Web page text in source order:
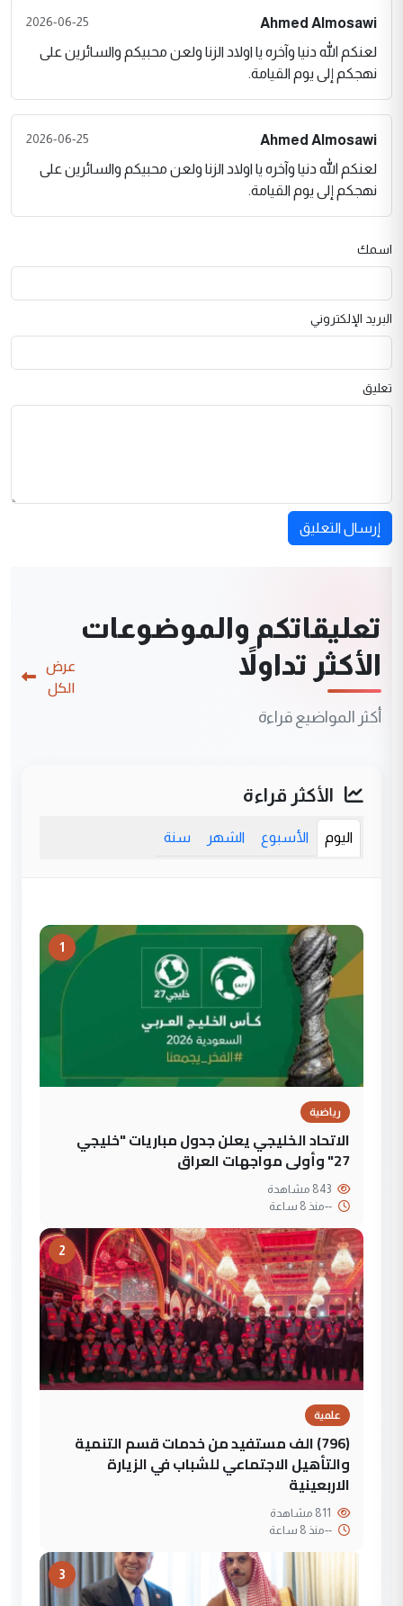
Ahmed Almosawi
2026-06-25
لعنكم الله دنيا وآخره يا اولاد الزنا ولعن محبيكم والسائرين على
نهجكم إلى يوم القيامة.
Ahmed Almosawi
2026-06-25
لعنكم الله دنيا وآخره يا اولاد الزنا ولعن محبيكم والسائرين على
نهجكم إلى يوم القيامة.
اسمك
البريد الإلكتروني
تعليق
إرسال التعليق
تعليقاتكم والموضوعات
الأكثر تداولاً
أكثر المواضيع قراءة
عرض
الكل
الأكثر قراءة
اليوم الأسبوع الشهر سنة
1
رياضية
الاتحاد الخليجي يعلن جدول مباريات "خليجي
27" وأولى مواجهات العراق
--منذ 8 ساعة
2
علمية
(796) الف مستفيد من خدمات قسم التنمية
والتأهيل الاجتماعي للشباب في الزيارة
الاربعينية
--منذ 8 ساعة
3